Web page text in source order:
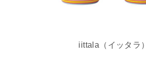
iittala（イッタラ）